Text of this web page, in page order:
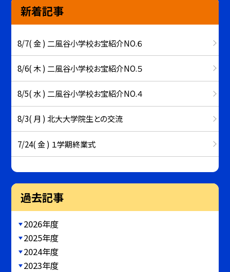
新着記事
8/7( 金 ) 二風谷小学校お宝紹介NO.６
8/6( 木 ) 二風谷小学校お宝紹介NO.５
8/5( 水 ) 二風谷小学校お宝紹介NO.４
8/3( 月 ) 北大大学院生との交流
7/24( 金 ) １学期終業式
過去記事
2026年度
2025年度
2024年度
2023年度